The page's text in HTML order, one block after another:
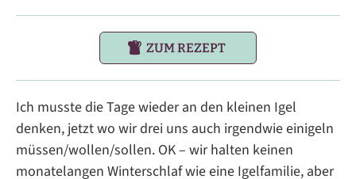
ZUM REZEPT
Ich musste die Tage wieder an den kleinen Igel
denken, jetzt wo wir drei uns auch irgendwie einigeln
müssen/wollen/sollen. OK – wir halten keinen
monatelangen Winterschlaf wie eine Igelfamilie, aber